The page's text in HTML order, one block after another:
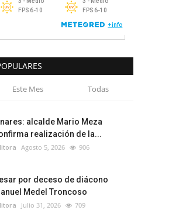
Este Mes Todas
alcalde Mario Meza
realización de la...
Agosto 5, 2026 906
por deceso de diácono
Medel Troncoso
Julio 31, 2026 709